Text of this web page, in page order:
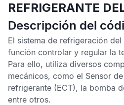
REFRIGERANTE
Descripción del
El sistema de refrigeración
función controlar y regular la
Para ello, utiliza diversos
mecánicos, como el Sensor
refrigerante (ECT), la bomba
entre otros.